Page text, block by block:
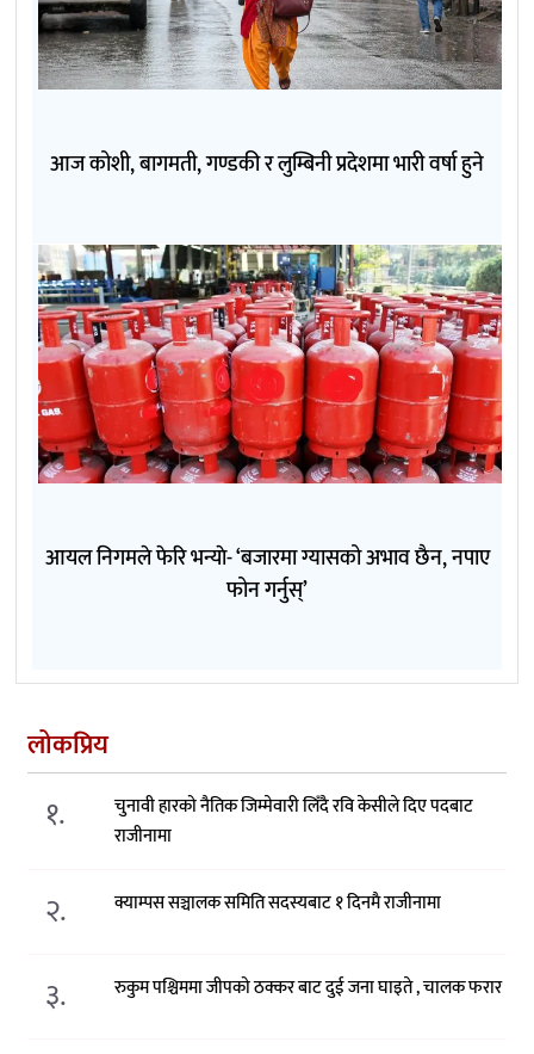
आज कोशी, बागमती, गण्डकी र लुम्बिनी प्रदेशमा भारी वर्षा हुने
आयल निगमले फेरि भन्याे- ‘बजारमा ग्यासको अभाव छैन, नपाए
फोन गर्नुस्’
लोकप्रिय
१.
चुनावी हारको नैतिक जिम्मेवारी लिँदै रवि केसीले दिए पदबाट
राजीनामा
२. क्याम्पस सञ्चालक समिति सदस्यबाट १ दिनमै राजीनामा
३. रुकुम पश्चिममा जीपको ठक्कर बाट दुई जना घाइते , चालक फरार